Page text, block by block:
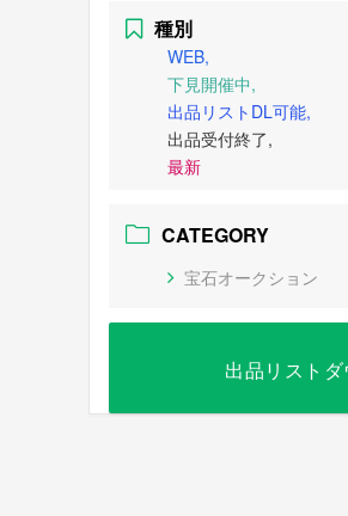
種別
WEB,
下見開催中,
出品リストDL可能,
出品受付終了,
最新
CATEGORY
宝石オークション
出品リスト